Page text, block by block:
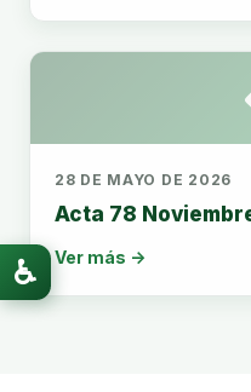
28 DE MAYO DE 2026
Acta 78
Ver más →
♿